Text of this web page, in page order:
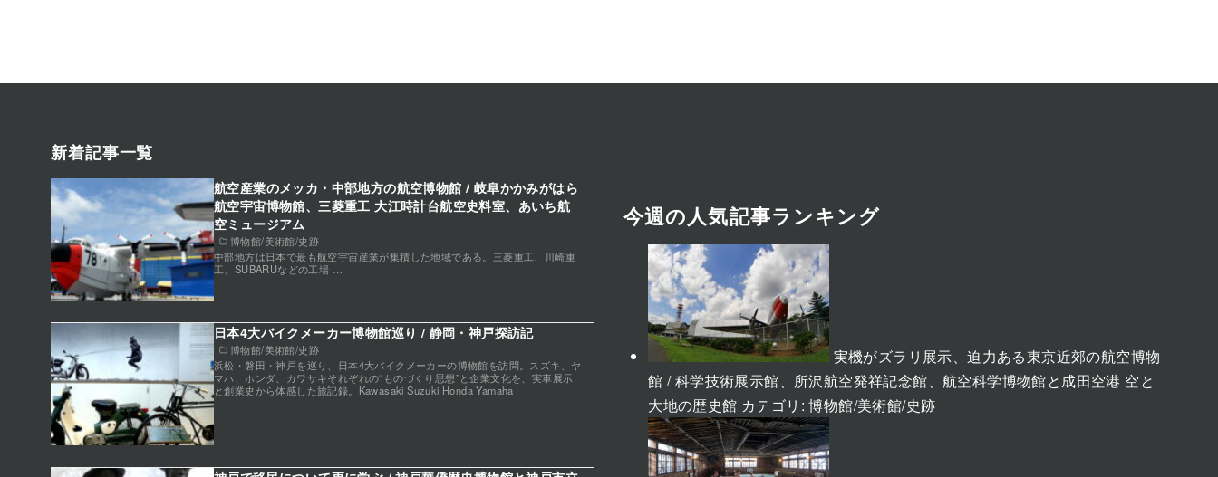
新着記事一覧
博物館/美術館/史跡
航空産業のメッカ・中部地方の航空博物館 / 岐阜かかみがはら
航空宇宙博物館、三菱重工 大江時計台航空史料室、あいち航
空ミュージアム
中部地方は日本で最も航空宇宙産業が集積した地域である。三菱重工、川崎重
工、SUBARUなどの工場 …
博物館/美術館/史跡
日本4大バイクメーカー博物館巡り / 静岡・神戸探訪記
浜松・磐田・神戸を巡り、日本4大バイクメーカーの博物館を訪問。スズキ、ヤ
マハ、ホンダ、カワサキそれぞれの“ものづくり思想”と企業文化を、実車展示
と創業史から体感した旅記録。Kawasaki Suzuki Honda Yamaha
今週の人気記事ランキング
実機がズラリ展示、迫力ある東京近郊の航空博物
館 / 科学技術展示館、所沢航空発祥記念館、航空科学博物館と成田空港 空と
大地の歴史館 カテゴリ:博物館/美術館/史跡